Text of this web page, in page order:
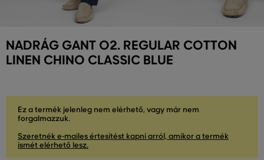
NADRÁG GANT O2. REGULAR COTTON
LINEN CHINO CLASSIC BLUE
Ez a termék jelenleg nem elérhető, vagy már nem
forgalmazzuk.
Szeretnék e-mailes értesítést kapni arról, amikor a termék
ismét elérhető lesz.